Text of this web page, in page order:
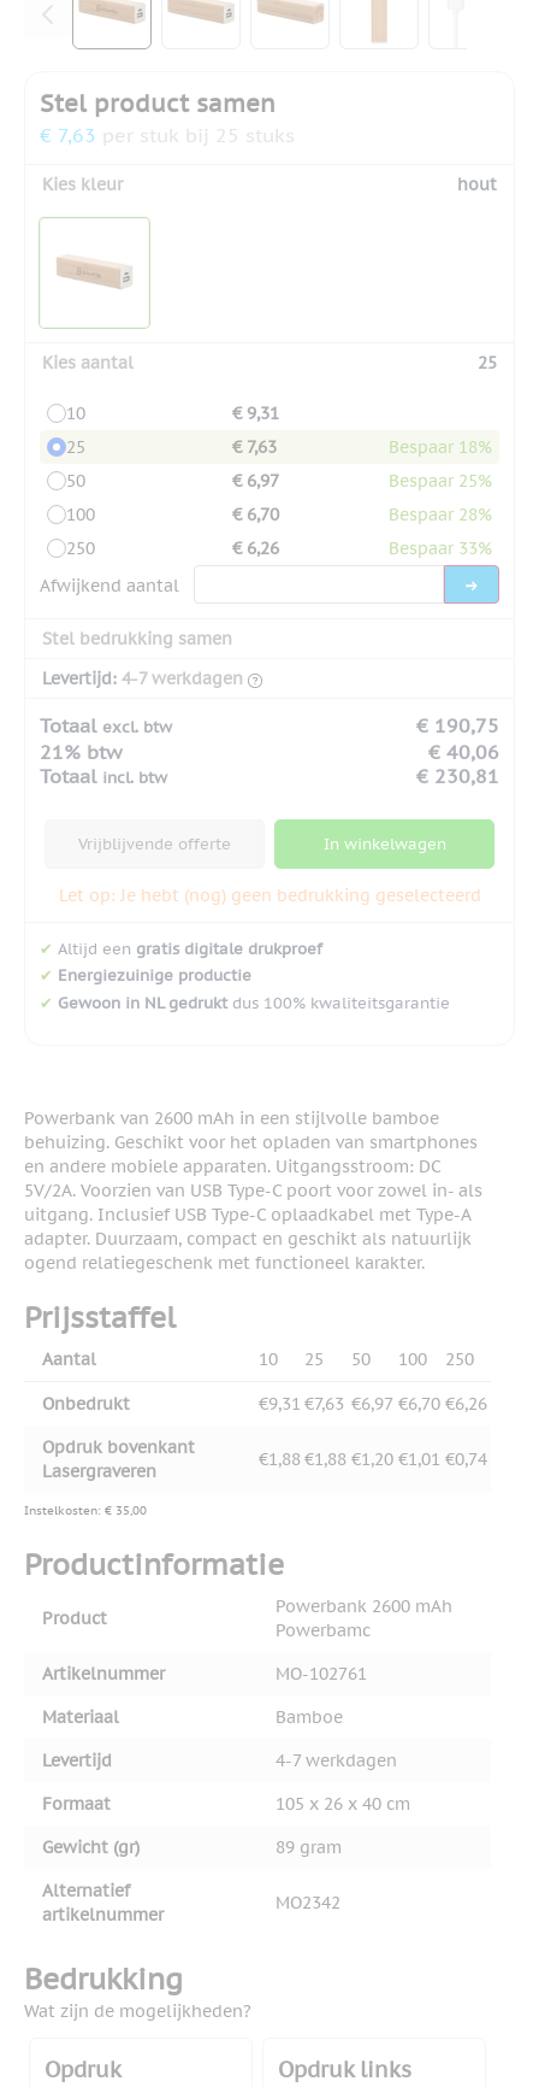
Stel product samen
€ 7,63 per stuk bij 25 stuks
Kies kleur hout
Kies aantal 25
10
€ 9,31
25
€ 7,63
Bespaar 18%
50
€ 6,97
Bespaar 25%
100
€ 6,70
Bespaar 28%
250
€ 6,26
Bespaar 33%
Afwijkend aantal
Stel bedrukking samen
Levertijd: 4-7 werkdagen
Totaal excl. btw
€ 190,75
21% btw
€ 40,06
Totaal incl. btw € 230,81
Vrijblijvende offerte In winkelwagen
Let op: Je hebt (nog) geen bedrukking geselecteerd
✔ Altijd een gratis digitale drukproef
✔ Energiezuinige productie
✔ Gewoon in NL gedruktdus 100% kwaliteitsgarantie
Powerbank van 2600 mAh in een stijlvolle bamboe
behuizing. Geschikt voor het opladen van smartphones
en andere mobiele apparaten. Uitgangsstroom: DC
5V/2A. Voorzien van USB Type-C poort voor zowel in- als
uitgang. Inclusief USB Type-C oplaadkabel met Type-A
adapter. Duurzaam, compact en geschikt als natuurlijk
ogend relatiegeschenk met functioneel karakter.
Prijsstaffel
Aantal 10 25 50 100 250
Onbedrukt €9,31 €7,63 €6,97 €6,70 €6,26
Opdruk bovenkant
Lasergraveren
€1,88 €1,88 €1,20 €1,01 €0,74
Instelkosten: € 35,00
Productinformatie
Product
Powerbank 2600 mAh
Powerbamc
Artikelnummer
MO-102761
Materiaal
Bamboe
Levertijd
4-7 werkdagen
Formaat
105 x 26 x 40 cm
Gewicht (gr)
89 gram
Alternatief
artikelnummer
MO2342
Bedrukking
Wat zijn de mogelijkheden?
Opdruk
Opdruk links